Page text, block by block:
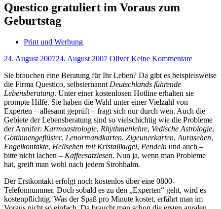
Questico gratuliert im Voraus zum
Geburtstag
Print und Werbung
24. August 200724. August 2007 Oliver Keine Kommentare
Sie brauchen eine Beratung für Ihr Leben? Da gibt es beispielsweise
die Firma Questico, selbsternannt Deutschlands führende
Lebensberatung. Unter einer kostenlosen Hotline erhalten sie
prompte Hilfe. Sie haben die Wahl unter einer Vielzahl von
Experten – allesamt geprüft – fragt sich nur durch wen. Auch die
Gebiete der Lebensberatung sind so vielschichtig wie die Probleme
der Anrufer: Karmaastrologie, Rhythmenlehre, Vedische Astrologie,
Göttinnengeflüster, Lenormandkarten, Zigeunerkarten, Aurasehen,
Engelkontakte, Hellsehen mit Kristallkugel, Pendeln und auch –
bitte nicht lachen – Kaffeesatzlesen. Nun ja, wenn man Probleme
hat, greift man wohl nach jedem Strohhalm.
Der Erstkontakt erfolgt noch kostenlos über eine 0800-
Telefonnummer. Doch sobald es zu den „Experten“ geht, wird es
kostenpflichtig. Was der Spaß pro Minute kostet, erfährt man im